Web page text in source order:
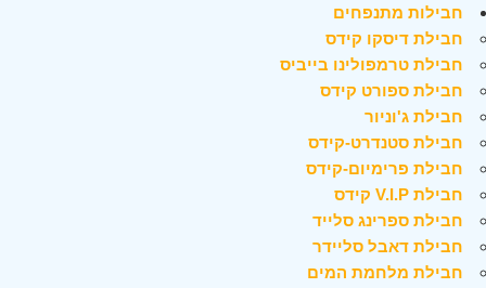
חבילות מתנפחים
חבילת דיסקו קידס
חבילת טרמפולינו בייביס
חבילת ספורט קידס
חבילת ג'וניור
חבילת סטנדרט-קידס
חבילת פרימיום-קידס
חבילת V.I.P קידס
חבילת ספרינג סלייד
חבילת דאבל סליידר
חבילת מלחמת המים